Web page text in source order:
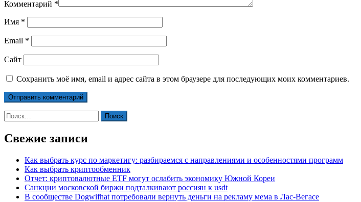
Комментарий *
Имя *
Email *
Сайт
Сохранить моё имя, email и адрес сайта в этом браузере для последующих моих комментариев.
Найти:
Свежие записи
Как выбрать курс по маркетигу: разбираемся с направлениями и особенностями программ
Как выбрать криптообменник
Отчет: криптовалютные ETF могут ослабить экономику Южной Кореи
Санкции московской биржи подталкивают россиян к usdt
В сообществе Dogwifhat потребовали вернуть деньги на рекламу мема в Лас-Вегасе